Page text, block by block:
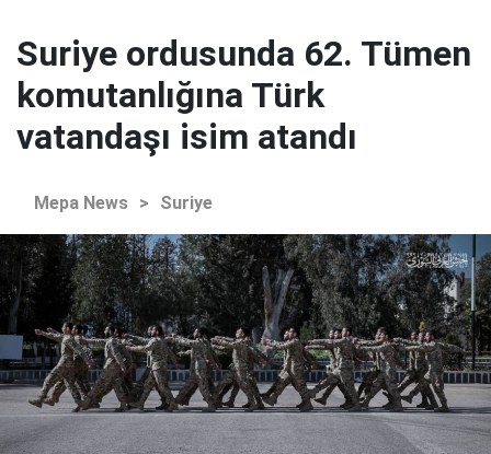
Suriye ordusunda 62. Tümen
komutanlığına Türk
vatandaşı isim atandı
Mepa News > Suriye